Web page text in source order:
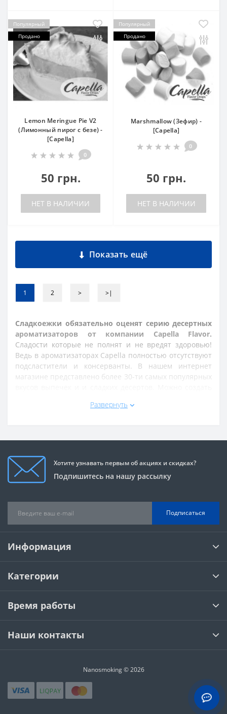
Популярный
Продано
Lemon Meringue Pie V2
(Лимонный пирог с безе) -
[Capella]
0
50 грн.
НЕТ В НАЛИЧИИ
Популярный
Продано
Marshmallow (Зефир) -
[Capella]
0
50 грн.
НЕТ В НАЛИЧИИ
Показать ещё
1 2 > >|
Сладкоежки обязательно оценят серию десертных
ароматизаторов от компании Capella Flavor.
Сладости которые не полнят и не вредят здоровью!
Ведь в ароматизаторах Capella полностью отсутствуют
подсластители и консерванты. В нашем интернет
магазине представлено более 30-ти самых популярных
свои любимые вкусы. Для полного раскрытия вкуса
ингредиентов и полный отказ от консервантов - залог
Рекомендуемая концентрация от 8 до 10 капель на 10
мл
Развернуть
Хотите узнавать первым об акциях и скидках?
Подпишитесь на нашу рассылку
Подписаться
Информация
Категории
Время работы
Наши контакты
Nanosmoking © 2026